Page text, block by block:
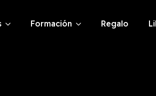
Formación Regalo